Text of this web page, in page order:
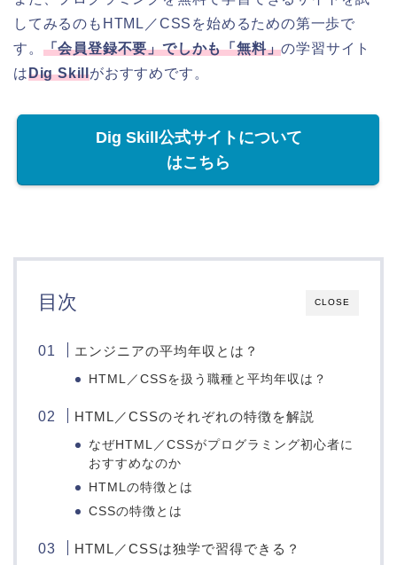
してみるのもHTML／CSSを始めるための第一歩で
す。 「会員登録不要」でしかも「無料」の学習サイト
はDig Skillがおすすめです。
Dig Skill公式サイトについて
はこちら
CLOSE
目次
エンジニアの平均年収とは？
HTML／CSSを扱う職種と平均年収は？
HTML／CSSのそれぞれの特徴を解説
なぜHTML／CSSがプログラミング初心者に
おすすめなのか
HTMLの特徴とは
CSSの特徴とは
HTML／CSSは独学で習得できる？